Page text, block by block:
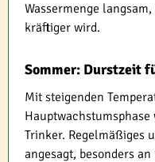
Wassermenge
kräftiger wird.
Sommer: Durstzeit
Mit steigenden
Trinker. Regelmäßiges
angesagt, besonders